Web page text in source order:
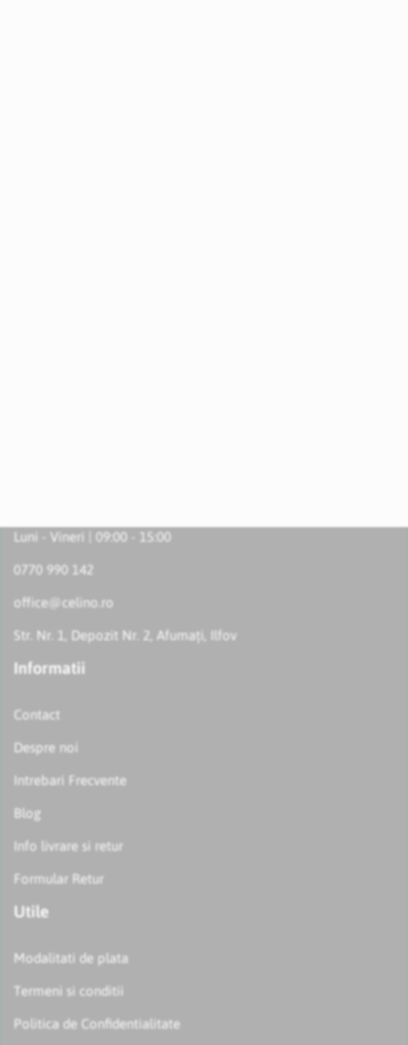
Luni - Vineri | 09:00 - 15:00
0770 990 142
office@celino.ro
Str. Nr. 1, Depozit Nr. 2, Afumați, Ilfov
Informatii
Contact
Despre noi
Intrebari Frecvente
Blog
Info livrare si retur
Formular Retur
Utile
Modalitati de plata
Termeni si conditii
Politica de Confidentialitate